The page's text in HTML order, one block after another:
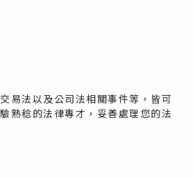
易法以及公司法相關事件等，皆可
熟稔的法律專才，妥善處理您的法